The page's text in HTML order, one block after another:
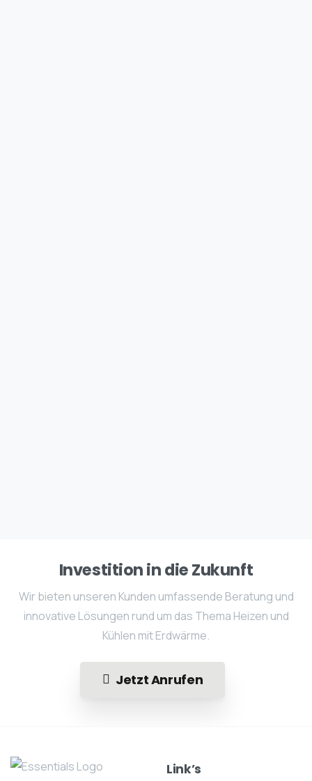
Investition in die Zukunft
Wir bieten unseren Kunden umfassende Beratung und
innovative Lösungen rund um das Thema Heizen und
Kühlen mit Erdwärme.
Jetzt Anrufen
Link’s